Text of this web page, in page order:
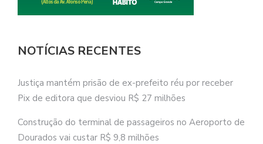
NOTÍCIAS RECENTES
Justiça mantém prisão de ex-prefeito réu por receber
Pix de editora que desviou R$ 27 milhões
Construção do terminal de passageiros no Aeroporto de
Dourados vai custar R$ 9,8 milhões